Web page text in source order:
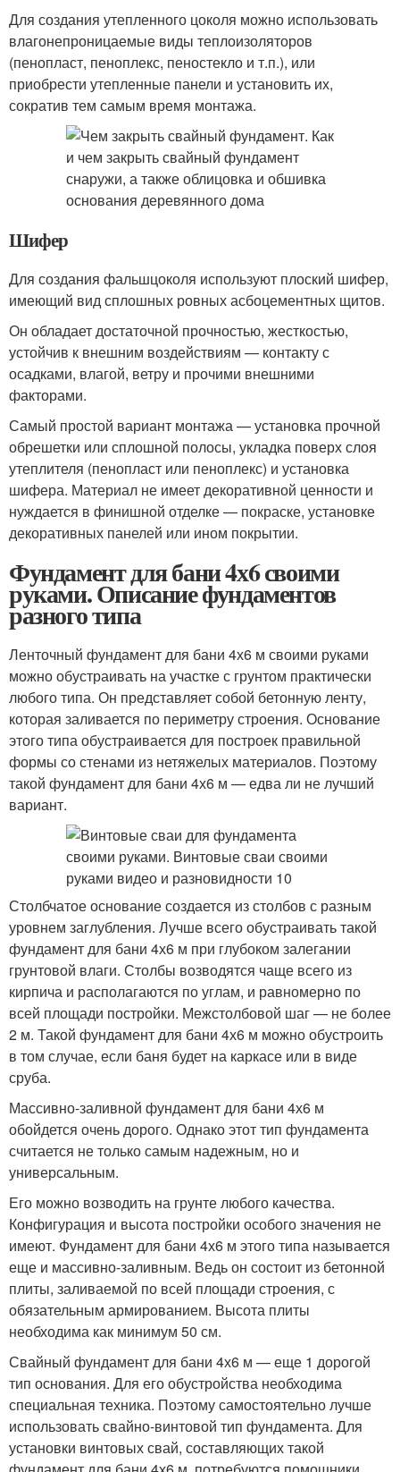
Для создания утепленного цоколя можно использовать
влагонепроницаемые виды теплоизоляторов
(пенопласт, пеноплекс, пеностекло и т.п.), или
приобрести утепленные панели и установить их,
сократив тем самым время монтажа.
Шифер
Для создания фальшцоколя используют плоский шифер,
имеющий вид сплошных ровных асбоцементных щитов.
Он обладает достаточной прочностью, жесткостью,
устойчив к внешним воздействиям — контакту с
осадками, влагой, ветру и прочими внешними
факторами.
Самый простой вариант монтажа — установка прочной
обрешетки или сплошной полосы, укладка поверх слоя
утеплителя (пенопласт или пеноплекс) и установка
шифера. Материал не имеет декоративной ценности и
нуждается в финишной отделке — покраске, установке
декоративных панелей или ином покрытии.
Фундамент для бани 4х6 своими
руками. Описание фундаментов
разного типа
Ленточный фундамент для бани 4х6 м своими руками
можно обустраивать на участке с грунтом практически
любого типа. Он представляет собой бетонную ленту,
которая заливается по периметру строения. Основание
этого типа обустраивается для построек правильной
формы со стенами из нетяжелых материалов. Поэтому
такой фундамент для бани 4х6 м — едва ли не лучший
вариант.
Столбчатое основание создается из столбов с разным
уровнем заглубления. Лучше всего обустраивать такой
фундамент для бани 4х6 м при глубоком залегании
грунтовой влаги. Столбы возводятся чаще всего из
кирпича и располагаются по углам, и равномерно по
всей площади постройки. Межстолбовой шаг — не более
2 м. Такой фундамент для бани 4х6 м можно обустроить
в том случае, если баня будет на каркасе или в виде
сруба.
Массивно-заливной фундамент для бани 4х6 м
обойдется очень дорого. Однако этот тип фундамента
считается не только самым надежным, но и
универсальным.
Его можно возводить на грунте любого качества.
Конфигурация и высота постройки особого значения не
имеют. Фундамент для бани 4х6 м этого типа называется
еще и массивно-заливным. Ведь он состоит из бетонной
плиты, заливаемой по всей площади строения, с
обязательным армированием. Высота плиты
необходима как минимум 50 см.
Свайный фундамент для бани 4х6 м — еще 1 дорогой
тип основания. Для его обустройства необходима
специальная техника. Поэтому самостоятельно лучше
использовать свайно-винтовой тип фундамента. Для
установки винтовых свай, составляющих такой